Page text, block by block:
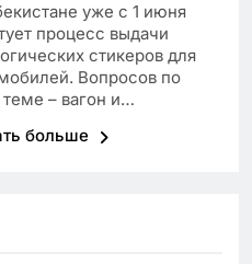
уже с 1 июня
процесс выдачи
стикеров для
Вопросов по
теме – вагон и…
больше